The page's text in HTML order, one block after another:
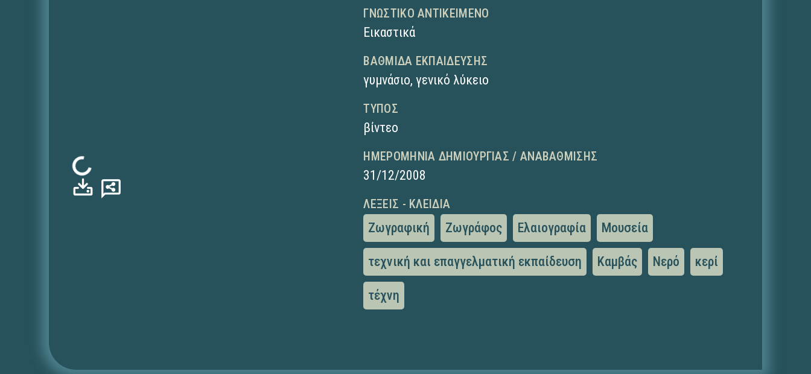
Φόρτωση...
ΓΝΩΣΤΙΚΌ ΑΝΤΙΚΕΊΜΕΝΟ
Εικαστικά
ΒΑΘΜΊΔΑ ΕΚΠΑΊΔΕΥΣΗΣ
γυμνάσιο,γενικό λύκειο
ΤΎΠΟΣ
βίντεο
ΗΜΕΡΟΜΗΝΊΑ ΔΗΜΙΟΥΡΓΊΑΣ / ΑΝΑΒΆΘΜΙΣΗΣ
31/12/2008
ΛΈΞΕΙΣ - ΚΛΕΙΔΙΆ
Ζωγραφική Ζωγράφος Ελαιογραφία Μουσεία
τεχνική και επαγγελματική εκπαίδευση Καμβάς Νερό κερί
τέχνη